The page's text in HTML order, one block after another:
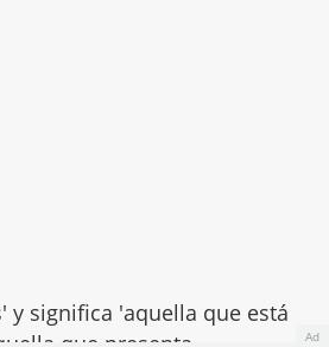
y significa 'aquella que está
Ad